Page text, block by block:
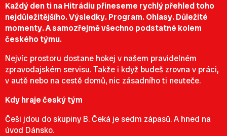
Každý den ti na Hitrádiu přineseme rychlý přehled toho
nejdůležitějšího. Výsledky. Program. Ohlasy. Důležité
momenty. A samozřejmě všechno podstatné kolem
českého týmu.
Nejvíc prostoru dostane hokej v našem pravidelném
zpravodajském servisu. Takže i když budeš zrovna v práci,
v autě nebo na cestě domů, nic zásadního ti neuteče.
Kdy hraje český tým
Češi jdou do skupiny B. Čeká je sedm zápasů. A hned na
úvod Dánsko.